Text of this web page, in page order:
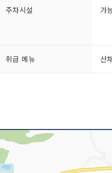
주차시설 가
취급 메뉴 산